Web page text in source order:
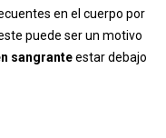
en el cuerpo por
puede ser un motivo
sangranteestar debajo